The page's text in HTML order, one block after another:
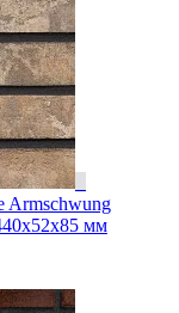
Armschwung
мм